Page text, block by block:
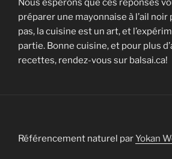
Nous espérons que ces réponses
préparer une mayonnaise à l’ail noir
pas, la cuisine est un art, et
partie. Bonne cuisine, et pour plus
recettes, rendez-vous sur balsai.ca!
Référencement naturel parYokan